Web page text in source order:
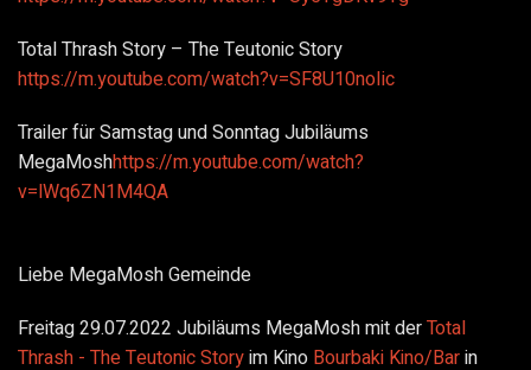
Total Thrash Story – The Teutonic Story
https://m.youtube.com/watch?v=SF8U10noIic
Trailer für Samstag und Sonntag Jubiläums
MegaMoshhttps://m.youtube.com/watch?
v=lWq6ZN1M4QA
Liebe MegaMosh Gemeinde
Freitag 29.07.2022 Jubiläums MegaMosh mit derTotal
Thrash - The Teutonic Storyim Kino Bourbaki Kino/Barin